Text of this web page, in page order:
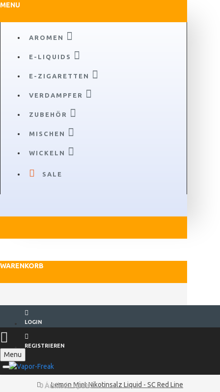
MENU
AROMEN
E-LIQUIDS
E-ZIGARETTEN
VERDAMPFER
ZUBEHÖR
MISCHEN
WICKELN
SALE
WARENKORB
LOGIN
REGISTRIEREN
Menu
0 Artikel - 0,00€
Lemon Mint Nikotinsalz Liquid - SC Red Line